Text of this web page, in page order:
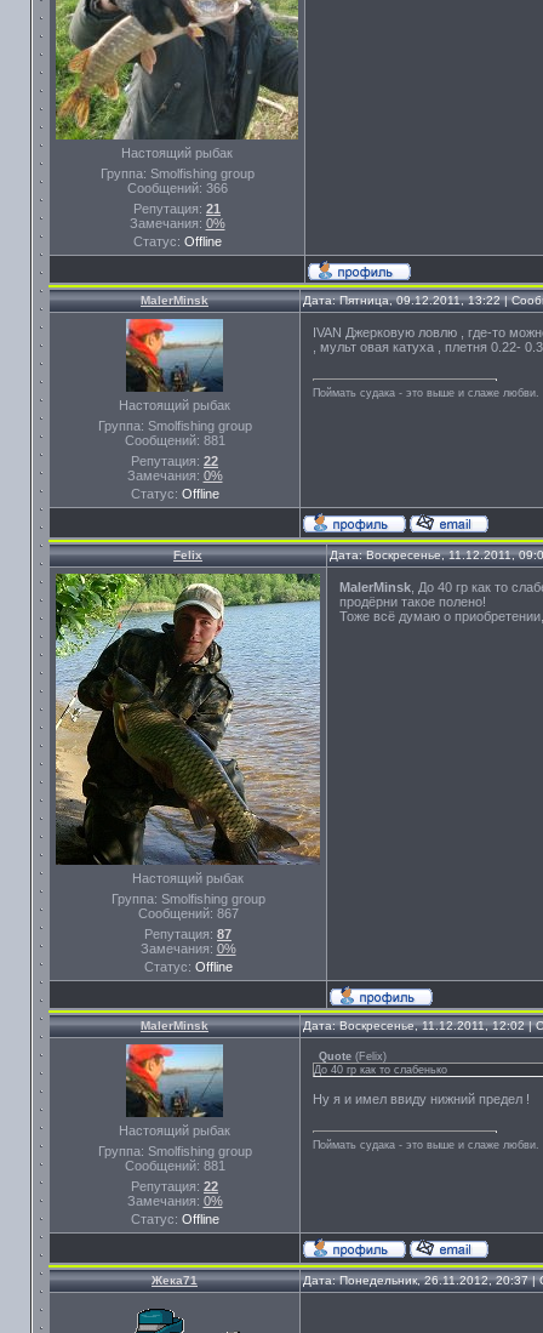
Настоящий рыбак
Группа: Smolfishing group
Сообщений: 366
Репутация: 21
Замечания: 0%
Статус: Offline
MalerMinsk Дата: Пятница, 09.12.2011, 13:22 |
Настоящий рыбак
Группа: Smolfishing group
Сообщений: 881
Репутация: 22
Замечания: 0%
Статус: Offline
IVAN Джерковую ловлю , где-то
, мульт овая катуха , плетня 0.22-
Поймать судака - это выше и слаже
Felix Дата: Воскресенье, 11.12.2011,
Настоящий рыбак
Группа: Smolfishing group
Сообщений: 867
Репутация: 87
Замечания: 0%
Статус: Offline
MalerMinsk , До 40 гр как то
продёрни такое полено!
Тоже всё думаю о
MalerMinsk Дата: Воскресенье, 11.12.2011, 12:02 |
Настоящий рыбак
Группа: Smolfishing group
Сообщений: 881
Репутация: 22
Замечания: 0%
Статус: Offline
Quote (Felix)
До 40 гр как то слабенько
Ну я и имел ввиду нижний предел !
Поймать судака - это выше и слаже
Жека71 Дата: Понедельник, 26.11.2012, 20:37